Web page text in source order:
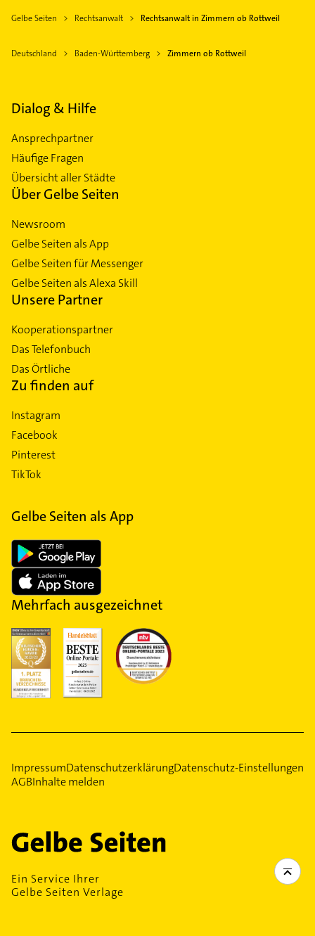
Gelbe Seiten Rechtsanwalt Rechtsanwalt in Zimmern ob Rottweil
Deutschland Baden-Württemberg Zimmern ob Rottweil
Dialog & Hilfe
Ansprechpartner
Häufige Fragen
Übersicht aller Städte
Über Gelbe Seiten
Newsroom
Gelbe Seiten als App
Gelbe Seiten für Messenger
Gelbe Seiten als Alexa Skill
Unsere Partner
Kooperationspartner
Das Telefonbuch
Das Örtliche
Zu finden auf
Instagram
Facebook
Pinterest
TikTok
Gelbe Seiten als App
Mehrfach ausgezeichnet
ImpressumDatenschutzerklärungDatenschutz-Einstellungen
AGBInhalte melden
Ein Service Ihrer
Gelbe Seiten Verlage